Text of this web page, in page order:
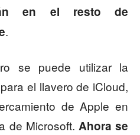
en el resto de
.
se puede utilizar la
el llavero de iCloud,
de Apple en
de Microsoft. Ahora se